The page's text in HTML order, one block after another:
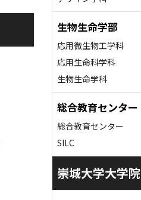
生物生命学部
応用微生物工学科
応用生命科学科
生物生命学科
総合教育センター
総合教育センター
SILC
崇城大学大学院